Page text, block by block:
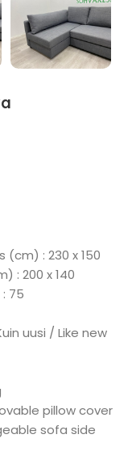
(cm) : 230 x 150
: 200 x 140
75
uusi / Like new
pillow cover
sofa side